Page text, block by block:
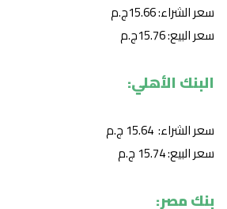
سعر الشراء: 15.66ج.م
سعر البيع: 15.76ج.م
البنك الأهلي:
سعر الشراء: 15.64 ج.م
سعر البيع: 15.74 ج.م
بنك مصر: